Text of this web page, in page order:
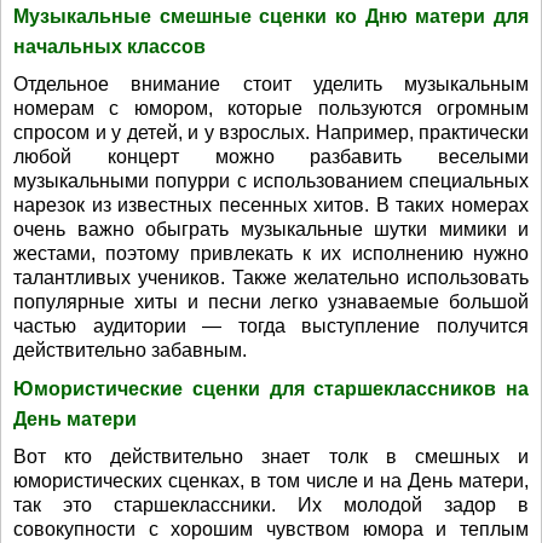
Музыкальные смешные сценки ко Дню матери для
начальных классов
Отдельное внимание стоит уделить музыкальным
номерам с юмором, которые пользуются огромным
спросом и у детей, и у взрослых. Например, практически
любой концерт можно разбавить веселыми
музыкальными попурри с использованием специальных
нарезок из известных песенных хитов. В таких номерах
очень важно обыграть музыкальные шутки мимики и
жестами, поэтому привлекать к их исполнению нужно
талантливых учеников. Также желательно использовать
популярные хиты и песни легко узнаваемые большой
частью аудитории — тогда выступление получится
действительно забавным.
Юмористические сценки для старшеклассников на
День матери
Вот кто действительно знает толк в смешных и
юмористических сценках, в том числе и на День матери,
так это старшеклассники. Их молодой задор в
совокупности с хорошим чувством юмора и теплым